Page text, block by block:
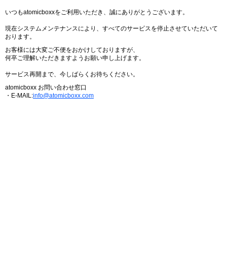
いつもatomicboxxをご利用いただき、誠にありがとうございます。
現在システムメンテナンスにより、すべてのサービスを停止させていただいて
おります。
お客様には大変ご不便をおかけしておりますが、
何卒ご理解いただきますようお願い申し上げます。
サービス再開まで、今しばらくお待ちください。
atomicboxx お問い合わせ窓口
・E-MAIL:info@atomicboxx.com